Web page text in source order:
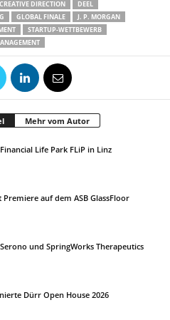
CREATIVE DIRECTION
DEEL
GLOBAL FINALE
J. P. MORGAN
STARTUP-WETTBEWERB
Mehr vom Autor
Life Park FLiP in Linz
Premiere auf dem ASB GlassFloor
und SpringWorks Therapeutics
Dürr Open House 2026